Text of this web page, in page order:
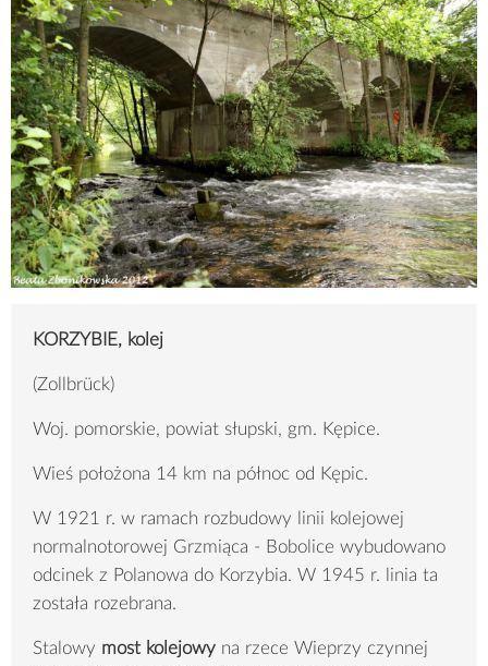
KORZYBIE, kolej
(Zollbrück)
Woj. pomorskie, powiat słupski, gm. Kępice.
Wieś położona 14 km na północ od Kępic.
W 1921 r. w ramach rozbudowy linii kolejowej
normalnotorowej Grzmiąca - Bobolice wybudowano
odcinek z Polanowa do Korzybia. W 1945 r. linia ta
została rozebrana.
Stalowy most kolejowy na rzece Wieprzy czynnej